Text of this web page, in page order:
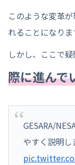
このような変革
れることになりま
しかし、ここで疑
際に進んで
GESARA/
やすく説明し